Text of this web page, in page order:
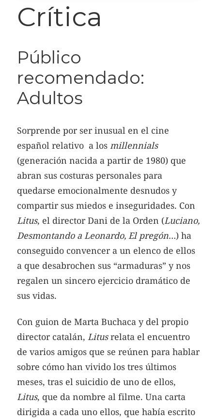
Crítica
Público
recomendado:
Adultos
Sorprende por ser inusual en el cine
español relativo a los millennials
(generación nacida a partir de 1980) que
abran sus costuras personales para
quedarse emocionalmente desnudos y
compartir sus miedos e inseguridades. Con
Litus, el director Dani de la Orden (Luciano,
Desmontando a Leonardo, El pregón…) ha
conseguido convencer a un elenco de ellos
a que desabrochen sus “armaduras” y nos
regalen un sincero ejercicio dramático de
sus vidas.
Con guion de Marta Buchaca y del propio
director catalán, Litusrelata el encuentro
de varios amigos que se reúnen para hablar
sobre cómo han vivido los tres últimos
meses, tras el suicidio de uno de ellos,
Litus, que da nombre al filme. Una carta
dirigida a cada uno ellos, que había escrito